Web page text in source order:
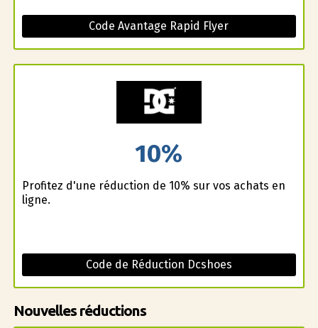
Code Avantage Rapid Flyer
10%
Profitez d'une réduction de 10% sur vos achats en
ligne.
Code de Réduction Dcshoes
Nouvelles réductions